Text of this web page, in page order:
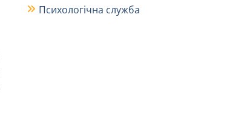
Психологічна служба